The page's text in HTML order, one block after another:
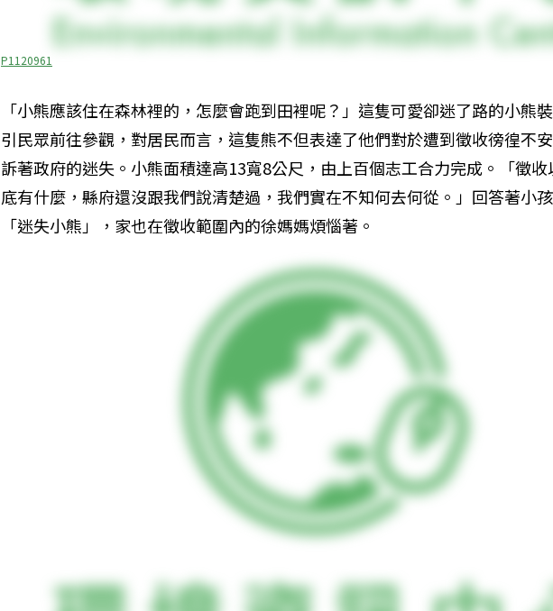
P1120961
「小熊應該住在森林裡的，怎麼會跑到田裡呢？」這隻可愛卻迷了路的小熊
引民眾前往參觀，對居民而言，這隻熊不但表達了他們對於遭到徵收徬徨不
訴著政府的迷失。小熊面積達高13寬8公尺，由上百個志工合力完成。「徵收
底有什麼，縣府還沒跟我們說清楚過，我們實在不知何去何從。」回答著小
「迷失小熊」，家也在徵收範圍內的徐媽媽煩惱著。